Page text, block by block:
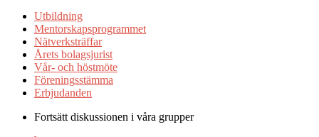
Utbildning
Mentorskapsprogrammet
Nätverksträffar
Årets bolagsjurist
Vår- och höstmöte
Föreningsstämma
Erbjudanden
Fortsätt diskussionen i våra grupper